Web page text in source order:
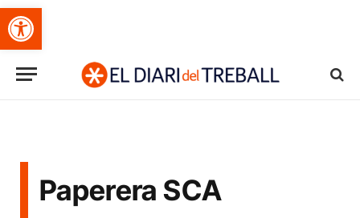
Obre la barra d'eines
Paperera SCA